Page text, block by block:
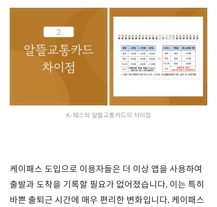
K-패스와 알뜰교통카드의 차이점
케이패스 도입으로 이용자들은 더 이상 앱을 사용하여
출발과 도착을 기록할 필요가 없어졌습니다. 이는 특히
바쁜 출퇴근 시간에 매우 편리한 변화입니다. 케이패스